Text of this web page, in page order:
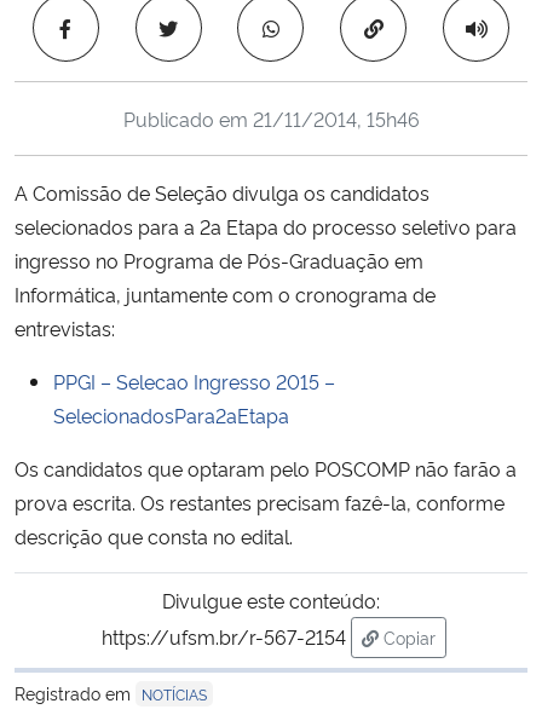
Ministério da Educação
Ministério de Minas e Energia
Ministério da Ciência, Tecnologia, Inovações e Comunicações
Ministério do Meio Ambiente
Ministério do Turismo
Ministério do Desenvolvimento Regional
Copiar para área
Publicado em 21/11/2014, 15h46
A Comissão de Seleção divulga os candidatos
selecionados para a 2a Etapa do processo seletivo para
ingresso no Programa de Pós-Graduação em
Informática, juntamente com o cronograma de
entrevistas:
PPGI – Selecao Ingresso 2015 –
SelecionadosPara2aEtapa
Os candidatos que optaram pelo POSCOMP não farão a
prova escrita. Os restantes precisam fazê-la, conforme
descrição que consta no edital.
Divulgue este conteúdo:
https://ufsm.br/r-567-2154
Copiar
para área de
Registrado em
NOTÍCIAS